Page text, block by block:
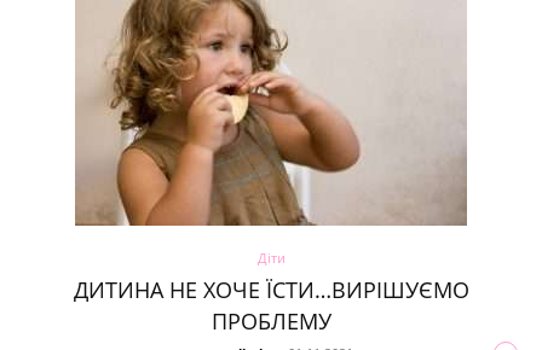
Діти
ДИТИНА НЕ ХОЧЕ ЇСТИ…ВИРІШУЄМО
ПРОБЛЕМУ